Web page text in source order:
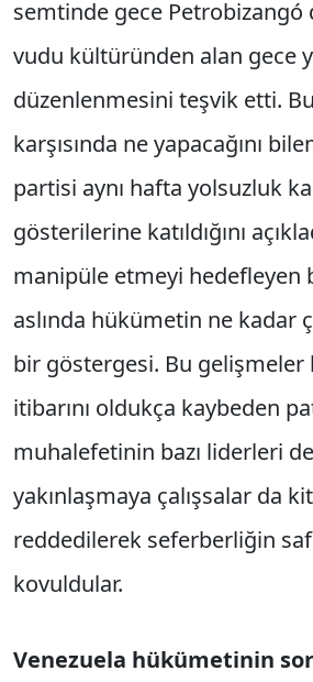
semtinde gece Petrobizangó
vudu kültüründen alan gece
düzenlenmesini teşvik etti.
karşısında ne yapacağını
partisi aynı hafta yolsuzluk
gösterilerine katıldığını
manipüle etmeyi hedefleyen
aslında hükümetin ne kadar
bir göstergesi. Bu gelişmeler
itibarını oldukça kaybeden
muhalefetinin bazı liderleri
yakınlaşmaya çalışsalar da
reddedilerek seferberliğin
kovuldular.
Venezuela hükümetinin